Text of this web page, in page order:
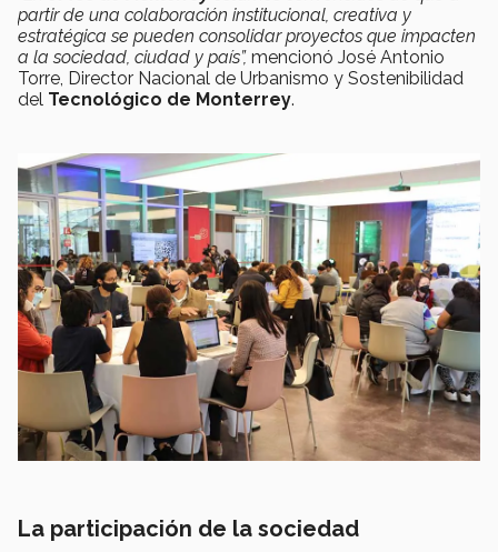
partir de una colaboración institucional, creativa y
estratégica se pueden consolidar proyectos que impacten
a la sociedad, ciudad y país”, mencionó José Antonio
Torre, Director Nacional de Urbanismo y Sostenibilidad
del Tecnológico de Monterrey.
La participación de la sociedad